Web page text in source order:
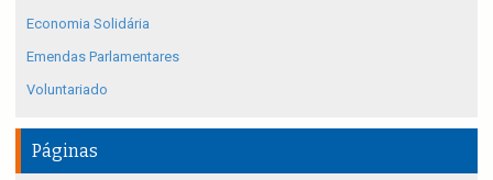
Economia Solidária
Emendas Parlamentares
Voluntariado
Páginas